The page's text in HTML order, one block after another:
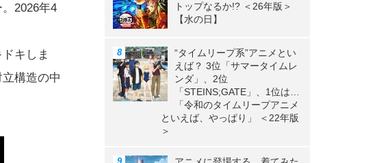
2026年4
キしま
構造の中
トップなるか!? ＜26年版＞
【水の日】
“タイムリープ系”アニメとい
えば？ 3位「サマータイムレ
ンダ」、2位
「STEINS;GATE」、1位は…
「令和のタイムリープアニメ
といえば、やっぱり」 ＜22年版
＞